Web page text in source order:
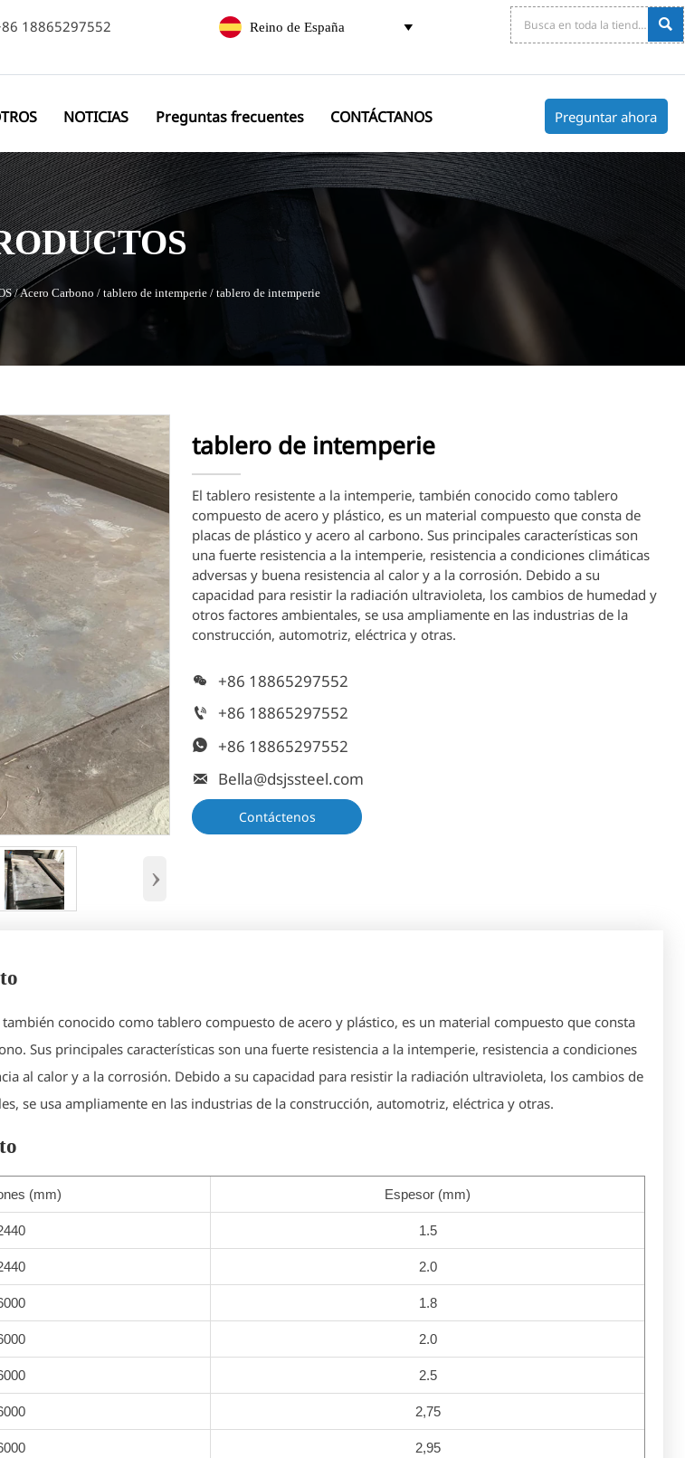
18865297552 Reino de España  
NOTICIAS Preguntas frecuentes CONTÁCTANOS Preguntar ahora
/Acero Carbono / tablero de intemperie / tablero de intemperie
›
tablero de intemperie
El tablero resistente a la intemperie, también conocido como tablero
compuesto de acero y plástico, es un material compuesto que consta de
placas de plástico y acero al carbono. Sus principales características son
una fuerte resistencia a la intemperie, resistencia a condiciones climáticas
adversas y buena resistencia al calor y a la corrosión. Debido a su
capacidad para resistir la radiación ultravioleta, los cambios de humedad y
otros factores ambientales, se usa ampliamente en las industrias de la
construcción, automotriz, eléctrica y otras.
 +86 18865297552
 +86 18865297552
 +86 18865297552
 Bella@dsjssteel.com
Contáctenos
conocido como tablero compuesto de acero y plástico, es un material compuesto que consta
Sus principales características son una fuerte resistencia a la intemperie, resistencia a condiciones
al calor y a la corrosión. Debido a su capacidad para resistir la radiación ultravioleta, los cambios de
se usa ampliamente en las industrias de la construcción, automotriz, eléctrica y otras.
(mm) Espesor (mm)
1.5
2.0
1.8
2.0
2.5
2,75
2,95